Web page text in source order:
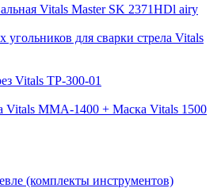
Vitals Master SK 2371HDl airy
для сварки стрела Vitals
Vitals TP-300-01
Vitals MMA-1400 + Маска Vitals 1500
(комплекты инструментов)